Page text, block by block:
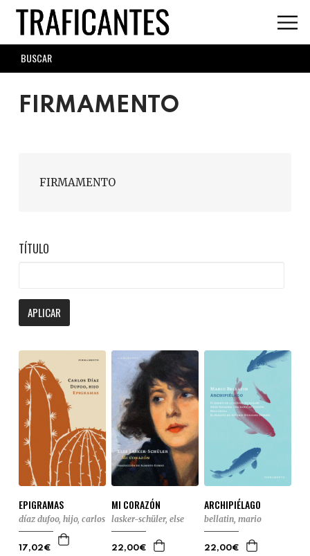
Skip
main
content
SEARCH
FORM
FIRMAMENTO
FIRMAMENTO
TÍTULO
APLICAR
EPIGRAMAS
díaz dufoo, hijo, carlos
17,02€
MI CORAZÓN
lasker-schüler, else
22,00€
ARCHIPIÉLAGO
bellatin, mario
22,00€